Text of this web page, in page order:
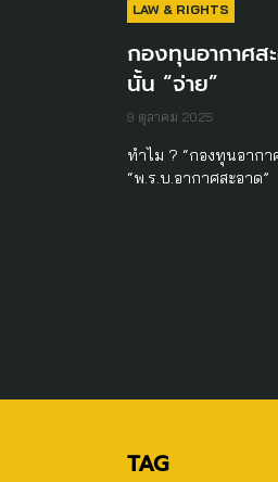
LAW & RIGHTS
กองทุนอากาศส
นั้น “จ่าย”
9 ตุลาคม 2025
ทำไม ? “กองทุนอากา
“พ.ร.บ.อากาศสะอาด”
TAG